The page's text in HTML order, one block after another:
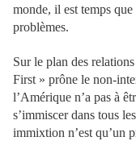
monde, il est temps
problèmes.
Sur le plan des
First » prône le non-
l’Amérique n’a pas à
s’immiscer dans tous
immixtion n’est qu’un